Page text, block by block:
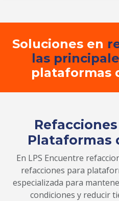
Soluciones en
las
plataformas
Plataformas
En LPS Encuentre
refacciones para
especializada para
condiciones y reducir